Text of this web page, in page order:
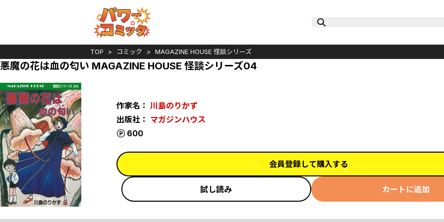
TOP コミック MAGAZINE HOUSE 怪談シリーズ
悪魔の花は血の匂い MAGAZINE HOUSE 怪談シリーズ04
作家名： 川島のりかず
出版社： マガジンハウス
600
会員登録して購入する
試し読み カートに追加